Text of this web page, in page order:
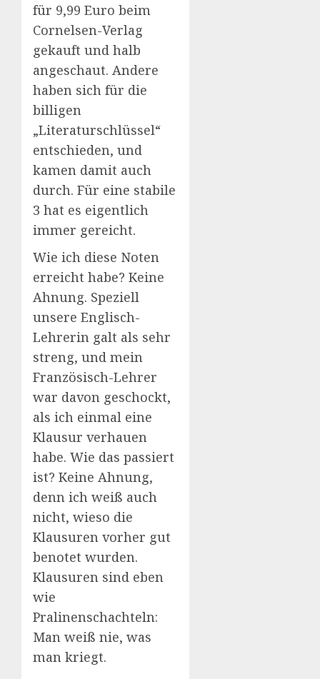
für 9,99 Euro beim
Cornelsen-Verlag
gekauft und halb
angeschaut. Andere
haben sich für die
billigen
„Literaturschlüssel“
entschieden, und
kamen damit auch
durch. Für eine stabile
3 hat es eigentlich
immer gereicht.
Wie ich diese Noten
erreicht habe? Keine
Ahnung. Speziell
unsere Englisch-
Lehrerin galt als sehr
streng, und mein
Französisch-Lehrer
war davon geschockt,
als ich einmal eine
Klausur verhauen
habe. Wie das passiert
ist? Keine Ahnung,
denn ich weiß auch
nicht, wieso die
Klausuren vorher gut
benotet wurden.
Klausuren sind eben
wie
Pralinenschachteln:
Man weiß nie, was
man kriegt.